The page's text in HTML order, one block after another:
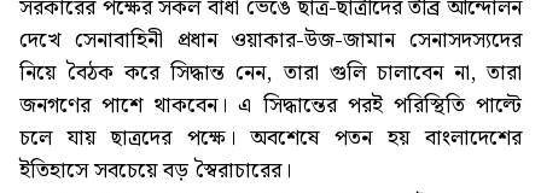
সরকারের পক্ষের সকল বাধা ভেঙে ছাত্র-ছাত্রীদের তীব্র আন্দোলন
দেখে সেনাবাহিনী প্রধান ওয়াকার-উজ-জামান সেনাসদস্যদের
নিয়ে বৈঠক করে সিদ্ধান্ত নেন, তারা গুলি চালাবেন না, তারা
জনগণের পাশে থাকবেন। এ সিদ্ধান্তের পরই পরিস্থিতি পাল্টে
চলে যায় ছাত্রদের পক্ষে। অবশেষে পতন হয় বাংলাদেশের
ইতিহাসে সবচেয়ে বড় স্বৈরাচারের।